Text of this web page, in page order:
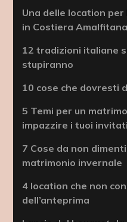
Una delle location
in Costiera Amalfitana
12 tradizioni italiane
stupiranno
10 cose che dovresti
5 Temi per un
impazzire i tuoi invitati
7 Cose da non
matrimonio invernale
4 location che non
dell’anteprima